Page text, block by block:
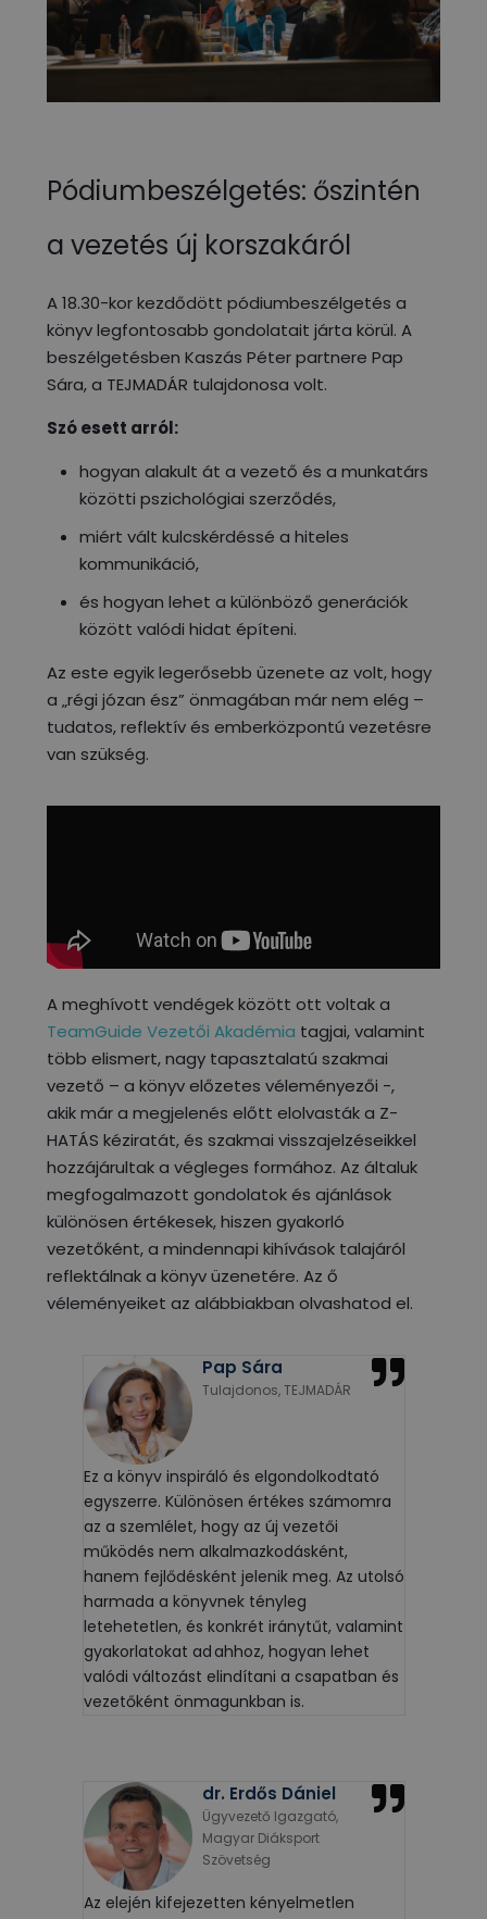
Pódiumbeszélgetés: őszintén
a vezetés új korszakáról
A 18.30-kor kezdődött pódiumbeszélgetés a
könyv legfontosabb gondolatait járta körül. A
beszélgetésben Kaszás Péter partnere Pap
Sára, a TEJMADÁR tulajdonosa volt.
Szó esett arról:
hogyan alakult át a vezető és a munkatárs
közötti pszichológiai szerződés,
miért vált kulcskérdéssé a hiteles
kommunikáció,
és hogyan lehet a különböző generációk
között valódi hidat építeni.
Az este egyik legerősebb üzenete az volt, hogy
a „régi józan ész” önmagában már nem elég –
tudatos, reflektív és emberközpontú vezetésre
van szükség.
A meghívott vendégek között ott voltak a
TeamGuide Vezetői Akadémia tagjai, valamint
több elismert, nagy tapasztalatú szakmai
vezető – a könyv előzetes véleményezői -,
akik már a megjelenés előtt elolvasták a Z-
HATÁS kéziratát, és szakmai visszajelzéseikkel
hozzájárultak a végleges formához. Az általuk
megfogalmazott gondolatok és ajánlások
különösen értékesek, hiszen gyakorló
vezetőként, a mindennapi kihívások talajáról
reflektálnak a könyv üzenetére. Az ő
véleményeiket az alábbiakban olvashatod el.
Pap Sára
Tulajdonos, TEJMADÁR
Ez a könyv inspiráló és elgondolkodtató
egyszerre. Különösen értékes számomra
az a szemlélet, hogy az új vezetői
működés nem alkalmazkodásként,
hanem fejlődésként jelenik meg. Az utolsó
harmada a könyvnek tényleg
letehetetlen, és konkrét iránytűt, valamint
gyakorlatokat ad ahhoz, hogyan lehet
valódi változást elindítani a csapatban és
vezetőként önmagunkban is.
dr. Erdős Dániel
Ügyvezető Igazgató,
Magyar Diáksport
Szövetség
Az elején kifejezetten kényelmetlen